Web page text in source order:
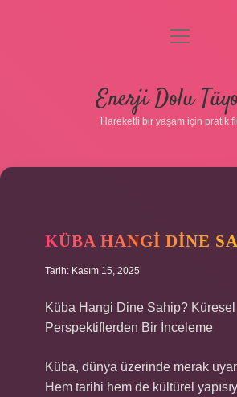
Gizlilik Politikası
Hakkımızda
menüyü
Enerji Dolu
Hareketli bir yaşam için pratik
KÜBA HANGI DINE
Tarih: Kasım 15, 2025
Küba Hangi Dine Sahip? Küresel
Perspektiflerden Bir İnceleme
Küba, dünya üzerinde merak
Hem tarihi hem de kültürel